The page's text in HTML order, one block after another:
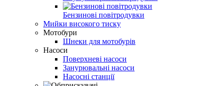
Бензинові повітродувки
Мийки високого тиску
Мотобури
Шнеки для мотобурів
Насоси
Поверхневі насоси
Занурювальні насоси
Насосні станції